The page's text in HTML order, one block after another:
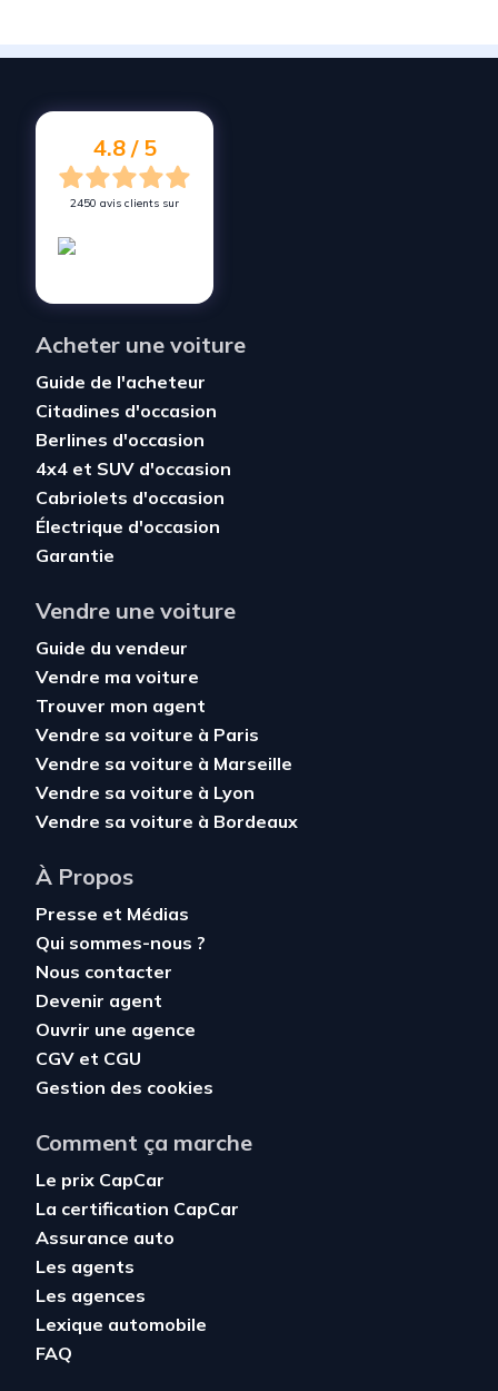
Vendez votre voiture à
4.8 / 5
2450 avis clients sur
Acheter une voiture
Guide de l'acheteur
Citadines d'occasion
Berlines d'occasion
4x4 et SUV d'occasion
Cabriolets d'occasion
Électrique d'occasion
Garantie
Vendre une voiture
Guide du vendeur
Vendre ma voiture
Trouver mon agent
Vendre sa voiture à Paris
Vendre sa voiture à Marseille
Vendre sa voiture à Lyon
Vendre sa voiture à Bordeaux
À Propos
Presse et Médias
Qui sommes-nous ?
Nous contacter
Devenir agent
Ouvrir une agence
CGV et CGU
Gestion des cookies
Comment ça marche
Le prix CapCar
La certification CapCar
Assurance auto
Les agents
Les agences
Lexique automobile
FAQ